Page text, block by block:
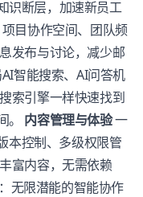
识断层，加速新员工
目协作空间、团队频
发布与讨论，减少邮
智能搜索、AI问答机
索引擎一样快速找到
。 内容管理与体验一
本控制、多级权限管
富内容，无需依赖
无限潜能的智能协作